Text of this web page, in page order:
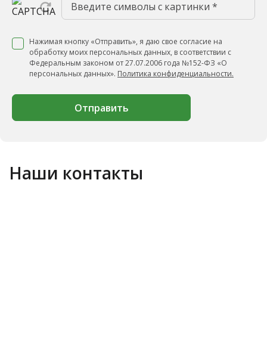
Нажимая кнопку «Отправить», я даю свое согласие на
обработку моих персональных данных, в соответствии с
Федеральным законом от 27.07.2006 года №152-ФЗ «О
персональных данных». Политика конфиденциальности.
Отправить
Наши контакты